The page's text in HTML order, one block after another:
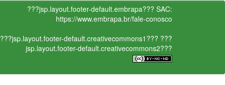
???jsp.layout.footer-default.embrapa??? SAC:
https://www.embrapa.br/fale-conosco
???jsp.layout.footer-default.creativecommons1??? ???
jsp.layout.footer-default.creativecommons2???